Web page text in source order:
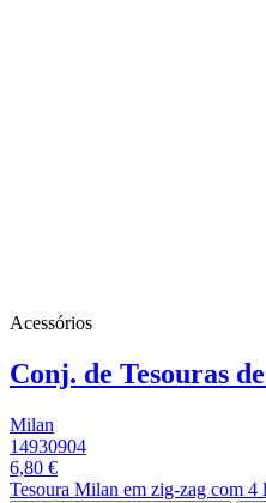
Acessórios
Conj. de Tesouras
Milan
14930904
6,80 €
Tesoura Milan em zig-zag com 4